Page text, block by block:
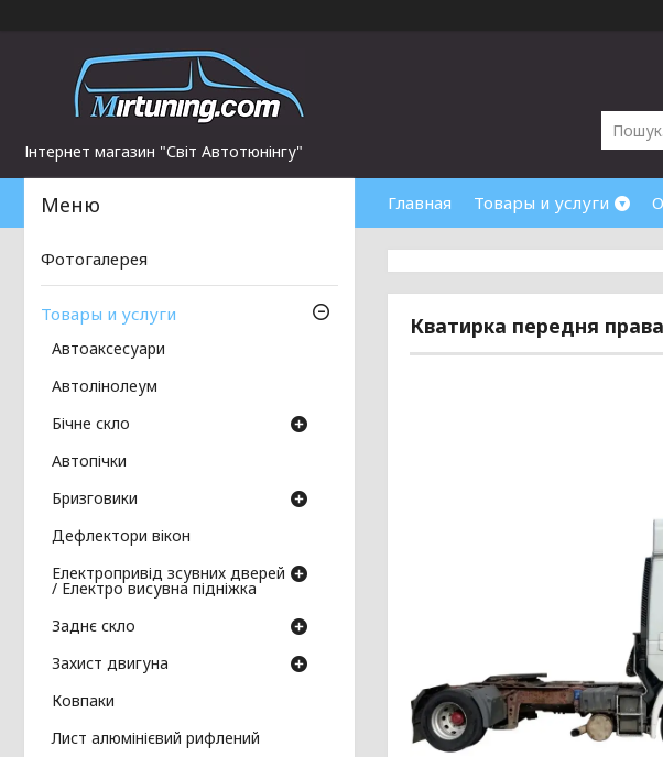
Інтернет магазин "Світ Автотюнінгу"
Главная Товары и услуги
Кватирка передня
Фотогалерея
Товары и услуги
Автоаксесуари
Автолінолеум
Бічне скло
Автопічки
Бризговики
Дефлектори вікон
Електропривід зсувних дверей
/ Електро висувна підніжка
Заднє скло
Захист двигуна
Ковпаки
Лист алюмінієвий рифлений